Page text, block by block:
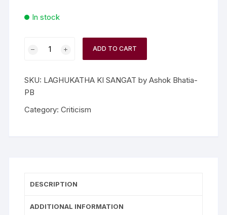
In stock
ADD TO CART
SKU: LAGHUKATHA KI SANGAT by Ashok Bhatia-
PB
Category:Criticism
DESCRIPTION
ADDITIONAL INFORMATION